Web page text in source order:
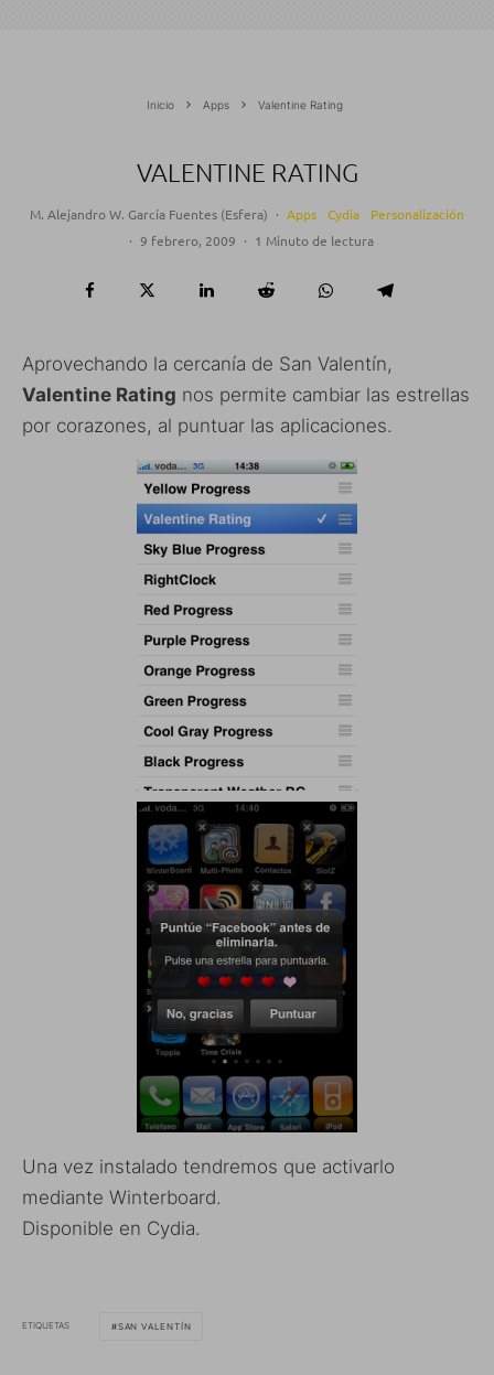
Inicio Apps Valentine Rating
VALENTINE RATING
M. Alejandro W. García Fuentes (Esfera) · Apps Cydia
Personalización
· 9 febrero, 2009 · 1 Minuto de lectura
Aprovechando la cercanía de San Valentín,
Valentine Rating nos permite cambiar las estrellas
por corazones, al puntuar las aplicaciones.
Una vez instalado tendremos que activarlo
mediante Winterboard.
Disponible en Cydia.
ETIQUETAS SAN VALENTÍN